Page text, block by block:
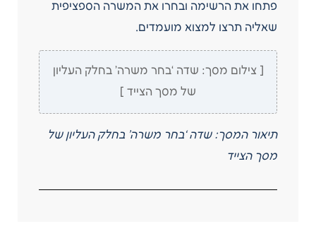
פתחו את הרשימה ובחרו את המשרה הספציפית
שאליה תרצו למצוא מועמדים.
[ צילום מסך: שדה ‘בחר משרה’ בחלק העליון
של מסך הצייד ]
תיאור המסך: שדה ‘בחר משרה’ בחלק העליון של
מסך הצייד